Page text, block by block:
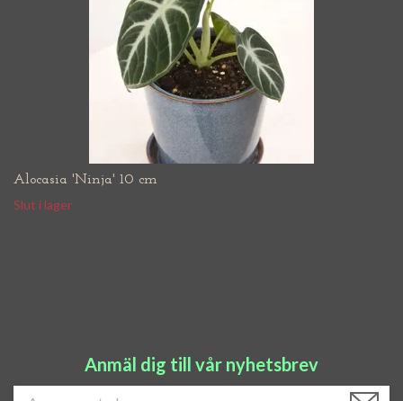
Alocasia 'Ninja' 10 cm
Slut i lager
Anmäl dig till vår nyhetsbrev